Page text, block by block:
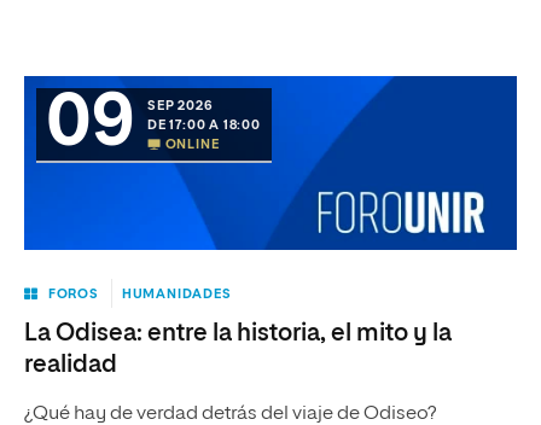
09
SEP 2026
DE 17:00 A 18:00
ONLINE
FOROS HUMANIDADES
La Odisea: entre la historia, el mito y la
realidad
¿Qué hay de verdad detrás del viaje de Odiseo?